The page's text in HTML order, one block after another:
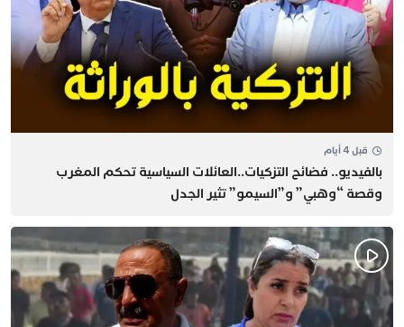
قبل 4 أيام
بالفيديو.. فضائح التزكيات..العائلات السياسية تحكم المغرب
وقصة “وهبي” و”السيمو” تثير الجدل